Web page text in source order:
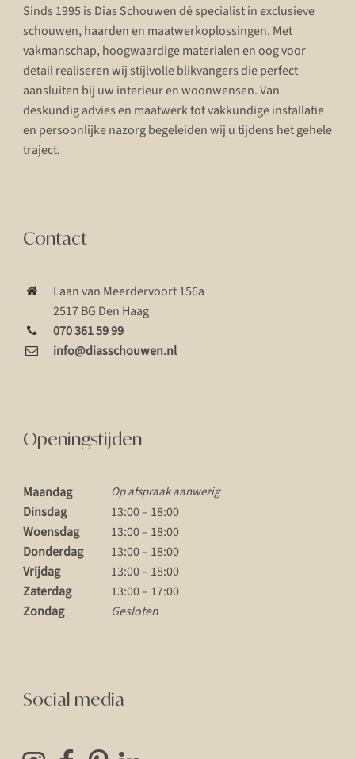
Sinds 1995 is Dias Schouwen dé specialist in exclusieve
schouwen, haarden en maatwerkoplossingen. Met
vakmanschap, hoogwaardige materialen en oog voor
detail realiseren wij stijlvolle blikvangers die perfect
aansluiten bij uw interieur en woonwensen. Van
deskundig advies en maatwerk tot vakkundige installatie
en persoonlijke nazorg begeleiden wij u tijdens het gehele
traject.
Contact
Laan van Meerdervoort 156a
2517 BG Den Haag
070 361 59 99
info@diasschouwen.nl
Openingstijden
Maandag Op afspraak aanwezig
Dinsdag
13:00 – 18:00
Woensdag
13:00 – 18:00
Donderdag
13:00 – 18:00
Vrijdag
13:00 – 18:00
Zaterdag
13:00 – 17:00
Zondag
Gesloten
Social media